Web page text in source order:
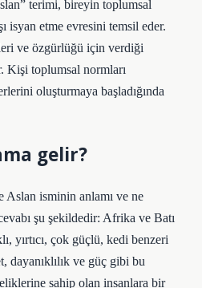
terimi, bireyin toplumsal
isyan etme evresini temsil eder.
ve özgürlüğü için verdiği
Kişi toplumsal normları
oluşturmaya başladığında
gelir?
isminin anlamı ve ne
şu şekildedir: Afrika ve Batı
yırtıcı, çok güçlü, kedi benzeri
dayanıklılık ve güç gibi bu
sahip olan insanlara bir